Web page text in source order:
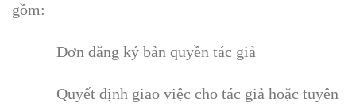
gồm:
− Đơn đăng ký bản quyền tác giả
− Quyết định giao việc cho tác giả hoặc tuyên